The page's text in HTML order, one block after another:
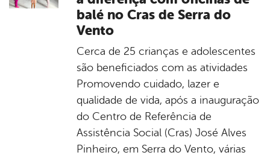
balé no Cras de Serra do
Vento
Cerca de 25 crianças e adolescentes
são beneficiados com as atividades
Promovendo cuidado, lazer e
qualidade de vida, após a inauguração
do Centro de Referência de
Assistência Social (Cras) José Alves
Pinheiro, em Serra do Vento, várias